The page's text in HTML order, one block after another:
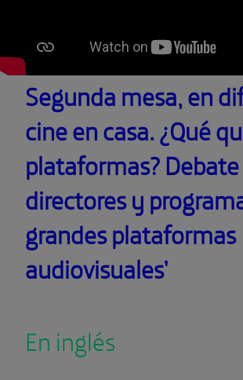
Segunda mesa, en
cine en casa. ¿Qué
plataformas?
directores y
grandes plataformas
audiovisuales’
En inglés